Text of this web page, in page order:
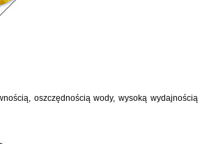
oszczędnością wody, wysoką